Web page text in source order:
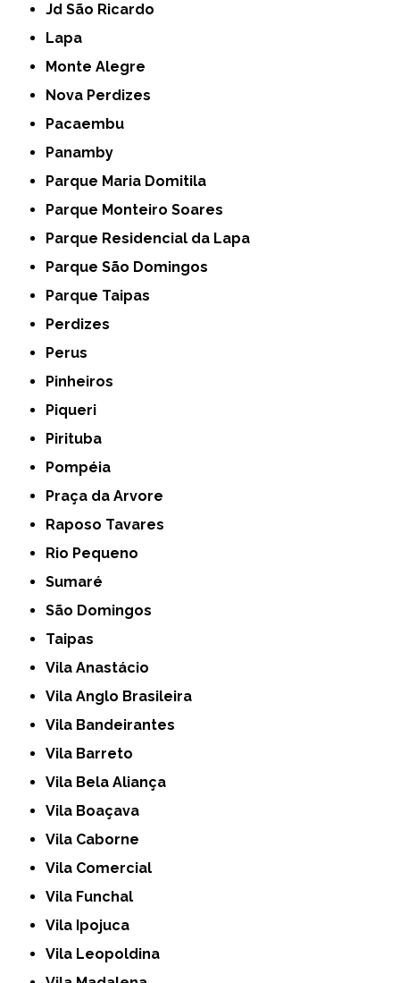
Jd São Ricardo
Lapa
Monte Alegre
Nova Perdizes
Pacaembu
Panamby
Parque Maria Domitila
Parque Monteiro Soares
Parque Residencial da Lapa
Parque São Domingos
Parque Taipas
Perdizes
Perus
Pinheiros
Piqueri
Pirituba
Pompéia
Praça da Arvore
Raposo Tavares
Rio Pequeno
Sumaré
São Domingos
Taipas
Vila Anastácio
Vila Anglo Brasileira
Vila Bandeirantes
Vila Barreto
Vila Bela Aliança
Vila Boaçava
Vila Caborne
Vila Comercial
Vila Funchal
Vila Ipojuca
Vila Leopoldina